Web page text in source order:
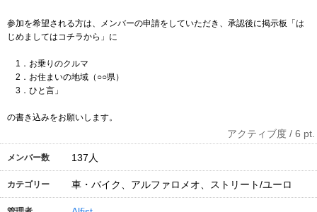
参加を希望される方は、メンバーの申請をしていただき、承認後に掲示板「は
じめましてはコチラから」に
1．お乗りのクルマ
2．お住まいの地域（○○県）
3．ひと言」
の書き込みをお願いします。
アクティブ度 / 6 pt.
メンバー数 137 人
カテゴリー 車・バイク、アルファロメオ、ストリート/ユーロ